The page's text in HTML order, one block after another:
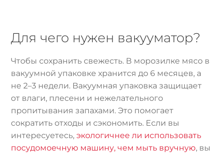
Для чего нужен вакууматор?
Чтобы сохранить свежесть. В морозилке мясо в
вакуумной упаковке хранится до 6 месяцев, а
не 2–3 недели. Вакуумная упаковка защищает
от влаги, плесени и нежелательного
пропитывания запахами. Это помогает
сократить отходы и сэкономить. Если вы
интересуетесь,экологичнее ли использовать
посудомоечную машину, чем мыть вручную, вы